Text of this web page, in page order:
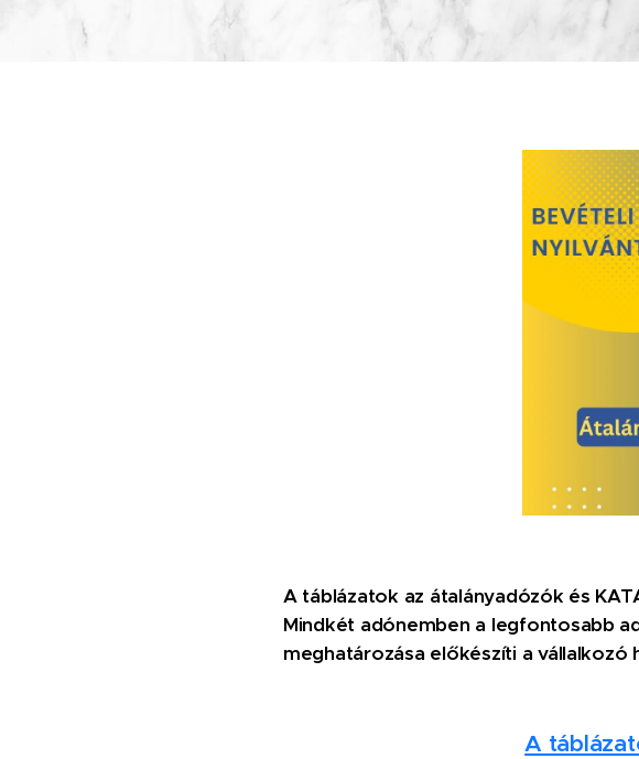
A táblázatok az átalányadózók és
Mindkét adónemben a legfontosabb
meghatározása előkészíti a vállalkozó
A